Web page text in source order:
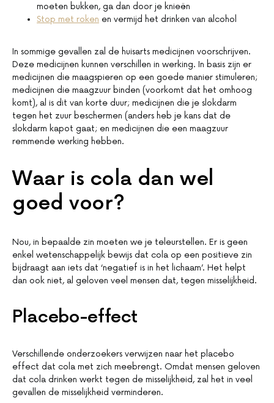
moeten bukken, ga dan door je knieën
Stop met roken en vermijd het drinken van alcohol
In sommige gevallen zal de huisarts medicijnen voorschrijven.
Deze medicijnen kunnen verschillen in werking. In basis zijn er
medicijnen die maagspieren op een goede manier stimuleren;
medicijnen die maagzuur binden (voorkomt dat het omhoog
komt), al is dit van korte duur; medicijnen die je slokdarm
tegen het zuur beschermen (anders heb je kans dat de
slokdarm kapot gaat; en medicijnen die een maagzuur
remmende werking hebben.
Waar is cola dan wel
goed voor?
Nou, in bepaalde zin moeten we je teleurstellen. Er is geen
enkel wetenschappelijk bewijs dat cola op een positieve zin
bijdraagt aan iets dat ‘negatief is in het lichaam’. Het helpt
dan ook niet, al geloven veel mensen dat, tegen misselijkheid.
Placebo-effect
Verschillende onderzoekers verwijzen naar het placebo
effect dat cola met zich meebrengt. Omdat mensen geloven
dat cola drinken werkt tegen de misselijkheid, zal het in veel
gevallen de misselijkheid verminderen.